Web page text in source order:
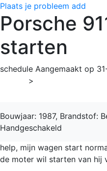
Plaats je probleem add
Porsche
starten
schedule Aangemaakt op
>
Bouwjaar: 1987, Brandstof:
Handgeschakeld
help, mijn wagen start
de moter wil starten van hij